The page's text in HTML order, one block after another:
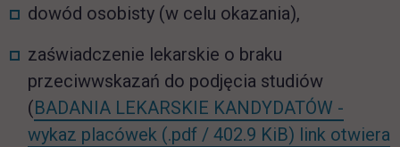
dowód osobisty (w celu okazania),
zaświadczenie lekarskie o braku
przeciwwskazań do podjęcia studiów
(BADANIA LEKARSKIE KANDYDATÓW -
wykaz placówek (.pdf / 402.9 KiB) link otwiera